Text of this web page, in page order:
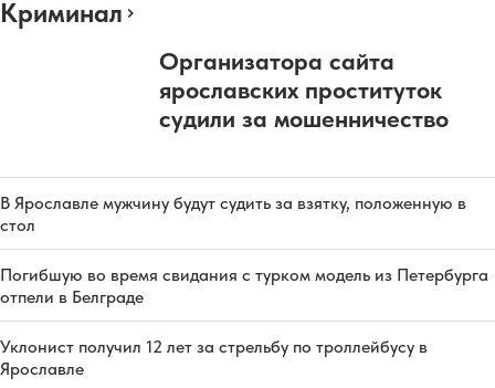
Криминал
Организатора сайта
ярославских проституток
судили за мошенничество
В Ярославле мужчину будут судить за взятку, положенную в
стол
Погибшую во время свидания с турком модель из Петербурга
отпели в Белграде
Уклонист получил 12 лет за стрельбу по троллейбусу в
Ярославле